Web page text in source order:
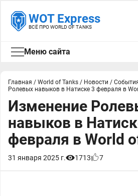
WOT Express
ВСЁ ПРО WORLD OF TANKS
Меню сайта
Главная / World of Tanks / Новости /
Ролевых навыков в Натиске 3 февраля в
Изменение
навыков в
февраля в World
31 января 2025 г. 1713 7